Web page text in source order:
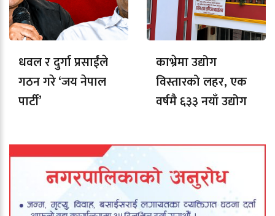
धवल र दुर्गा प्रसाईंले
गठन गरे ‘जय नेपाल
पार्टी’
काभ्रेमा उद्योग
विस्तारको लहर, एक
वर्षमै ६३३ नयाँ उद्योग